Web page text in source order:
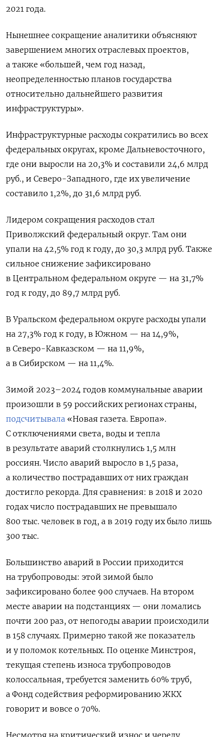
2021 года.
Нынешнее сокращение аналитики объясняют
завершением многих отраслевых проектов,
а также «большей, чем год назад,
неопределенностью планов государства
относительно дальнейшего развития
инфраструктуры».
Инфраструктурные расходы сократились во всех
федеральных округах, кроме Дальневосточного,
где они выросли на 20,3% и составили 24,6 млрд
руб., и Северо-Западного, где их увеличение
составило 1,2%, до 31,6 млрд руб.
Лидером сокращения расходов стал
Приволжский федеральный округ. Там они
упали на 42,5% год к году, до 30,3 млрд руб. Также
сильное снижение зафиксировано
в Центральном федеральном округе — на 31,7%
год к году, до 89,7 млрд руб.
В Уральском федеральном округе расходы упали
на 27,3% год к году, в Южном — на 14,9%,
в Северо-Кавказском — на 11,9%,
а в Сибирском — на 11,4%.
Зимой 2023–2024 годов коммунальные аварии
произошли в 59 российских регионах страны,
подсчитывала «Новая газета. Европа».
С отключениями света, воды и тепла
в результате аварий столкнулись 1,5 млн
россиян. Число аварий выросло в 1,5 раза,
а количество пострадавших от них граждан
достигло рекорда. Для сравнения: в 2018 и 2020
годах число пострадавших не превышало
800 тыс. человек в год, а в 2019 году их было лишь
300 тыс.
Большинство аварий в России приходится
на трубопроводы: этой зимой было
зафиксировано более 900 случаев. На втором
месте аварии на подстанциях — они ломались
почти 200 раз, от непогоды аварии происходили
в 158 случаях. Примерно такой же показатель
и у поломок котельных. По оценке Минстроя,
текущая степень износа трубопроводов
колоссальная, требуется заменить 60% труб,
а Фонд содействия реформированию ЖКХ
говорит и вовсе о 70%.